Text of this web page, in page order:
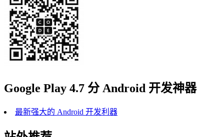
Google Play 4.7 分 Android 开发神器
最新强大的 Android 开发利器